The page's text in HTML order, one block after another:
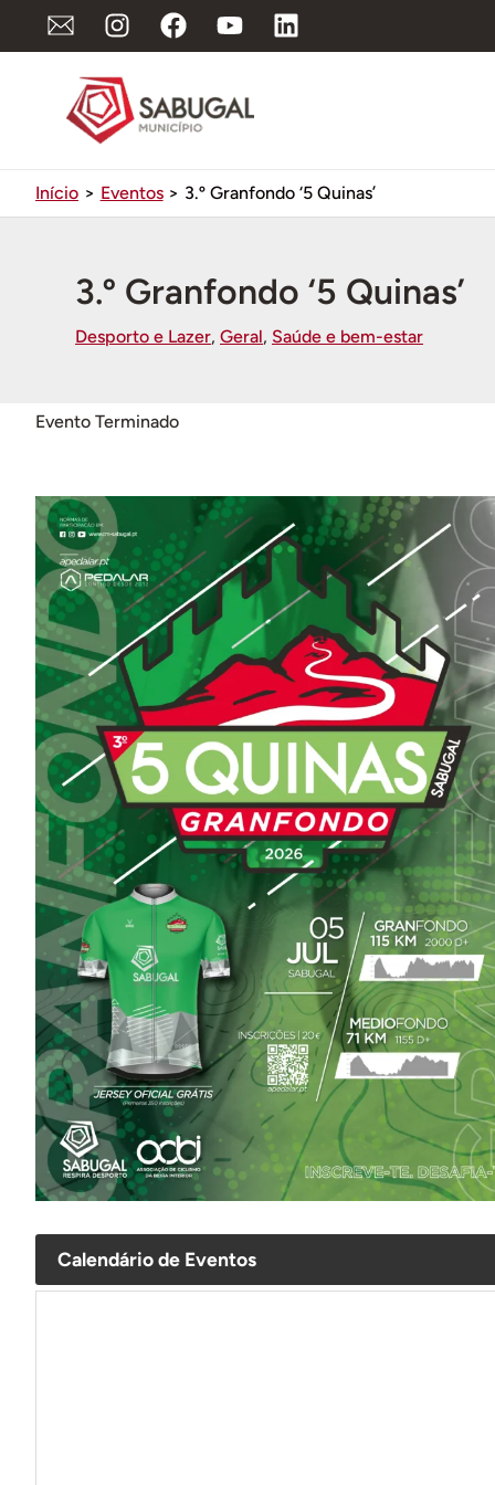
Início Eventos 3.º Granfondo ‘5 Quinas’
3.º Granfondo ‘5 Quinas’
Desporto e Lazer, Geral, Saúde e bem-estar
Evento Terminado
Calendário de Eventos